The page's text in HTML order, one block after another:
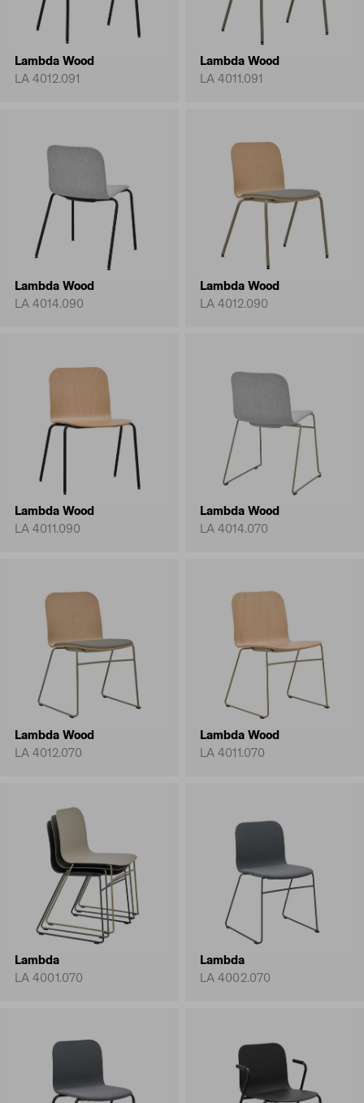
Lambda Wood
LA 4012.091
Lambda Wood
LA 4011.091
Lambda Wood
LA 4014.090
Lambda Wood
LA 4012.090
Lambda Wood
LA 4011.090
Lambda Wood
LA 4014.070
Lambda Wood
LA 4012.070
Lambda Wood
LA 4011.070
Lambda
LA 4001.070
Lambda
LA 4002.070